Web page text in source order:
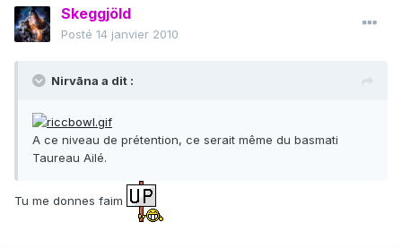
Skeggjöld
Posté 14 janvier 2010
Nirvāna a dit :
A ce niveau de prétention, ce serait même du basmati
Taureau Ailé.
Tu me donnes faim